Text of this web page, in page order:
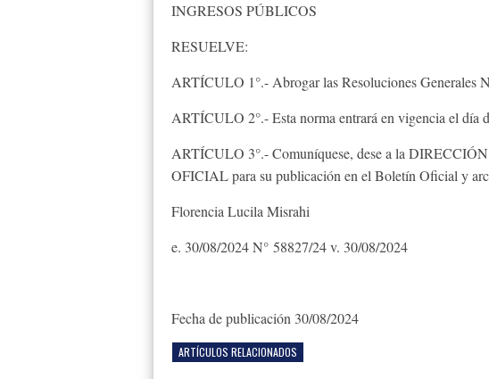
INGRESOS PÚBLICOS
RESUELVE:
ARTÍCULO 1°.- Abrogar las Resoluciones Generales
ARTÍCULO 2°.- Esta norma entrará en vigencia el día
ARTÍCULO 3°.- Comuníquese, dese a la
OFICIAL para su publicación en el Boletín Oficial y
Florencia Lucila Misrahi
e. 30/08/2024 N° 58827/24 v. 30/08/2024
Fecha de publicación 30/08/2024
ARTÍCULOS RELACIONADOS